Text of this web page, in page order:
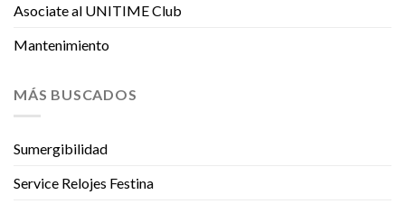
Asociate al UNITIME Club
Mantenimiento
MÁS BUSCADOS
Sumergibilidad
Service Relojes Festina